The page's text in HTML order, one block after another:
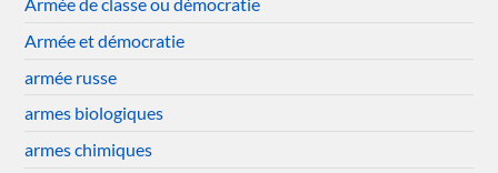
Armée de classe ou démocratie
Armée et démocratie
armée russe
armes biologiques
armes chimiques